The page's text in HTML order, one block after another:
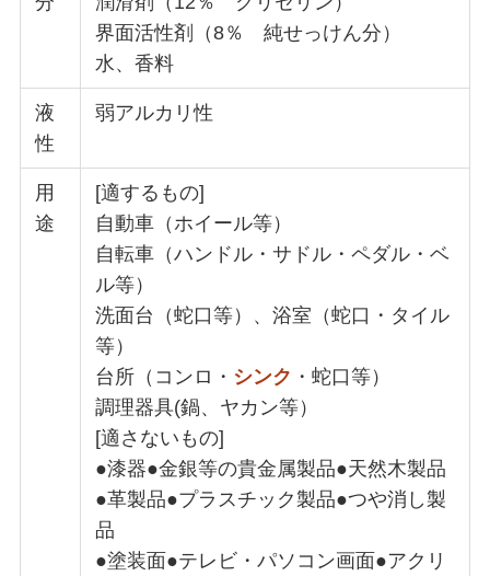
界面活性剤（8％ 純せっけん分）
水、香料
液
性
弱アルカリ性
用
途
[適するもの]
自動車（ホイール等）
自転車（ハンドル・サドル・ペダル・ベ
ル等）
洗面台（蛇口等）、浴室（蛇口・タイル
等）
台所（コンロ・ シンク ・蛇口等）
調理器具(鍋、ヤカン等）
[適さないもの]
●漆器●金銀等の貴金属製品●天然木製品
●革製品●プラスチック製品●つや消し製
品
●塗装面●テレビ・パソコン画面●アクリ